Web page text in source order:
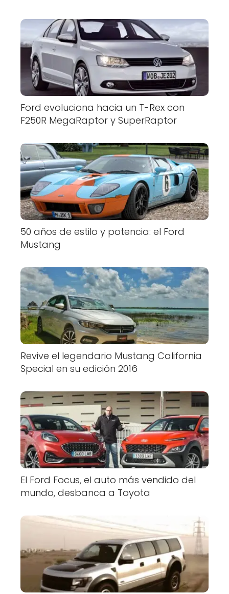
Ford evoluciona hacia un T-Rex con
F250R MegaRaptor y SuperRaptor
50 años de estilo y potencia: el Ford
Mustang
Revive el legendario Mustang California
Special en su edición 2016
El Ford Focus, el auto más vendido del
mundo, desbanca a Toyota